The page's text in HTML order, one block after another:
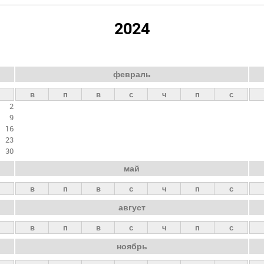
2024
2
9
16
23
30
февраль
в п в с ч п с
май
в п в с ч п с
август
в п в с ч п с
ноябрь